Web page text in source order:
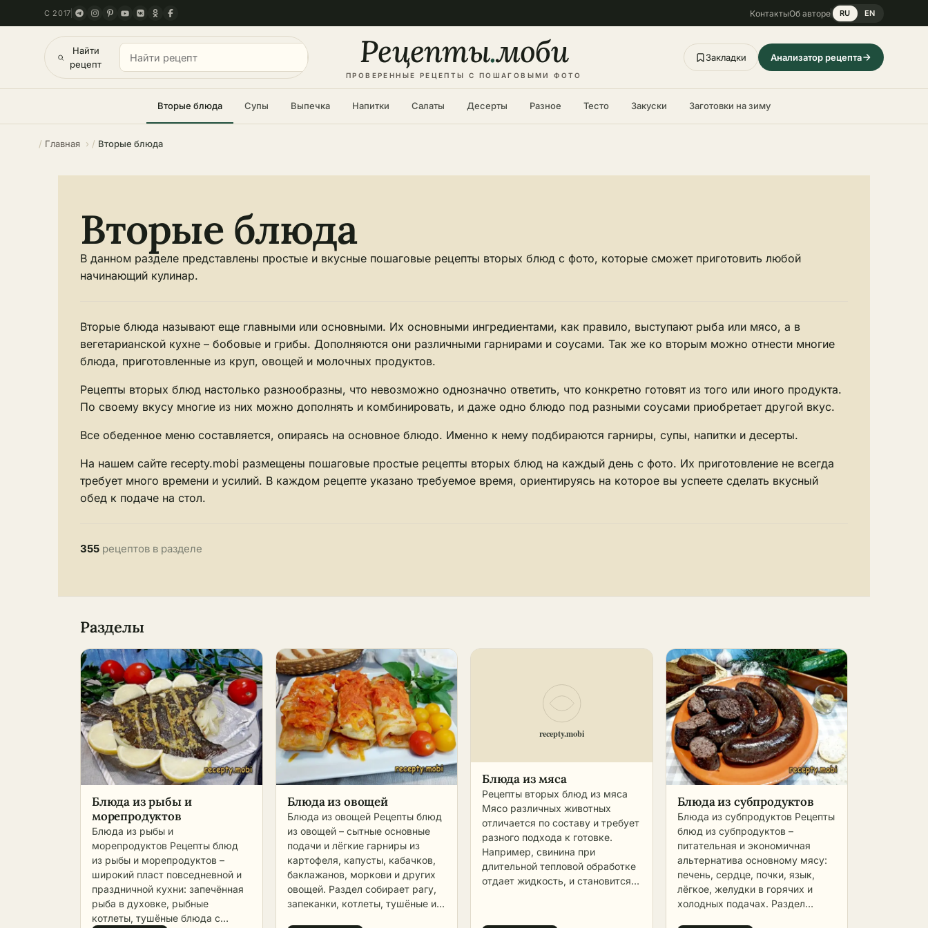
С 2017 КонтактыОб авторе RU EN
Найти
рецепт
Рецепты.моби
ПРОВЕРЕННЫЕ РЕЦЕПТЫ С ПОШАГОВЫМИ ФОТО
Закладки Анализатор рецепта
Вторые блюда Супы Выпечка Напитки Салаты Десерты Разное Тесто Закуски Заготовки на зиму
Главная Вторые блюда
Вторые блюда
В данном разделе представлены простые и вкусные пошаговые рецепты вторых блюд с фото, которые сможет приготовить любой
начинающий кулинар.
Вторые блюда называют еще главными или основными. Их основными ингредиентами, как правило, выступают рыба или мясо, а в
вегетарианской кухне – бобовые и грибы. Дополняются они различными гарнирами и соусами. Так же ко вторым можно отнести многие
блюда, приготовленные из круп, овощей и молочных продуктов.
Рецепты вторых блюд настолько разнообразны, что невозможно однозначно ответить, что конкретно готовят из того или иного продукта.
По своему вкусу многие из них можно дополнять и комбинировать, и даже одно блюдо под разными соусами приобретает другой вкус.
Все обеденное меню составляется, опираясь на основное блюдо. Именно к нему подбираются гарниры, супы, напитки и десерты.
На нашем сайте recepty.mobi размещены пошаговые простые рецепты вторых блюд на каждый день с фото. Их приготовление не всегда
требует много времени и усилий. В каждом рецепте указано требуемое время, ориентируясь на которое вы успеете сделать вкусный
обед к подаче на стол.
355 рецептов в разделе
Разделы
Блюда из рыбы и
морепродуктов
Блюда из рыбы и
морепродуктов Рецепты блюд
из рыбы и морепродуктов –
широкий пласт повседневной и
праздничной кухни: запечённая
рыба в духовке, рыбные
котлеты, тушёные блюда с
Блюда из овощей
Блюда из овощей Рецепты блюд
из овощей – сытные основные
подачи и лёгкие гарниры из
картофеля, капусты, кабачков,
баклажанов, моркови и других
овощей. Раздел собирает рагу,
запеканки, котлеты, тушёные и
Блюда из мяса
Рецепты вторых блюд из мяса
Мясо различных животных
отличается по составу и требует
разного подхода к готовке.
Например, свинина при
длительной тепловой обработке
отдает жидкость, и становится
Чтобы выше блюдо было
Блюда из субпродуктов
Блюда из субпродуктов Рецепты
блюд из субпродуктов –
питательная и экономичная
альтернатива основному мясу:
печень, сердце, почки, язык,
лёгкое, желудки в горячих и
холодных подачах. Раздел